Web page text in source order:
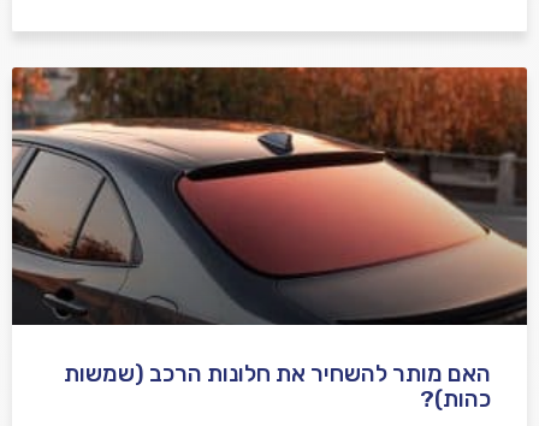
האם מותר להשחיר את חלונות הרכב (שמשות
כהות)?